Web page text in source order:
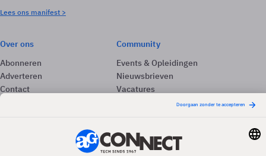
Lees ons manifest >
Over ons
Abonneren
Adverteren
Contact
Community
Events & Opleidingen
Nieuwsbrieven
Vacatures